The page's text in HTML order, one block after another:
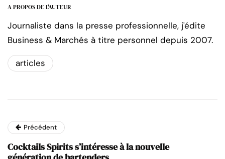
A PROPOS DE L'AUTEUR
Journaliste dans la presse professionnelle, j'édite
Business & Marchés à titre personnel depuis 2007.
articles
Précédent
Cocktails Spirits s’intéresse à la nouvelle